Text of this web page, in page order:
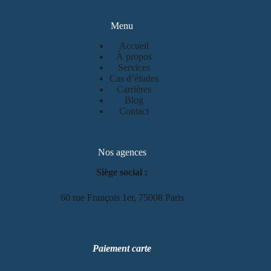
Menu
Accueil
À propos
Services
Cas d’études
Carrières
Blog
Contact
Nos agences
Siège social :
60 rue François 1er, 75008 Paris
Paiement carte